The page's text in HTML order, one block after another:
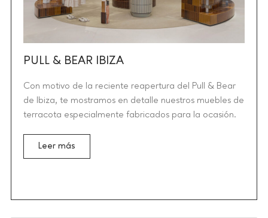
PULL & BEAR IBIZA
Con motivo de la reciente reapertura del Pull & Bear
de Ibiza, te mostramos en detalle nuestros muebles de
terracota especialmente fabricados para la ocasión.
Leer más